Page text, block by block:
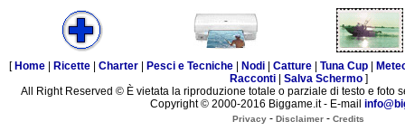
[ Home Ricette Charter Pesci e Tecniche Nodi Catture Tuna Cup
Racconti| Salva Schermo]
All Right Reserved © È vietata la riproduzione totale o parziale di testo e foto
Copyright © 2000-2016 Biggame.it - E-mail
Privacy - Disclaimer - Credits